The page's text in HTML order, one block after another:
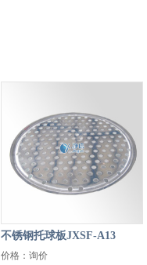
不锈钢托球板JXSF-A13
价格：询价